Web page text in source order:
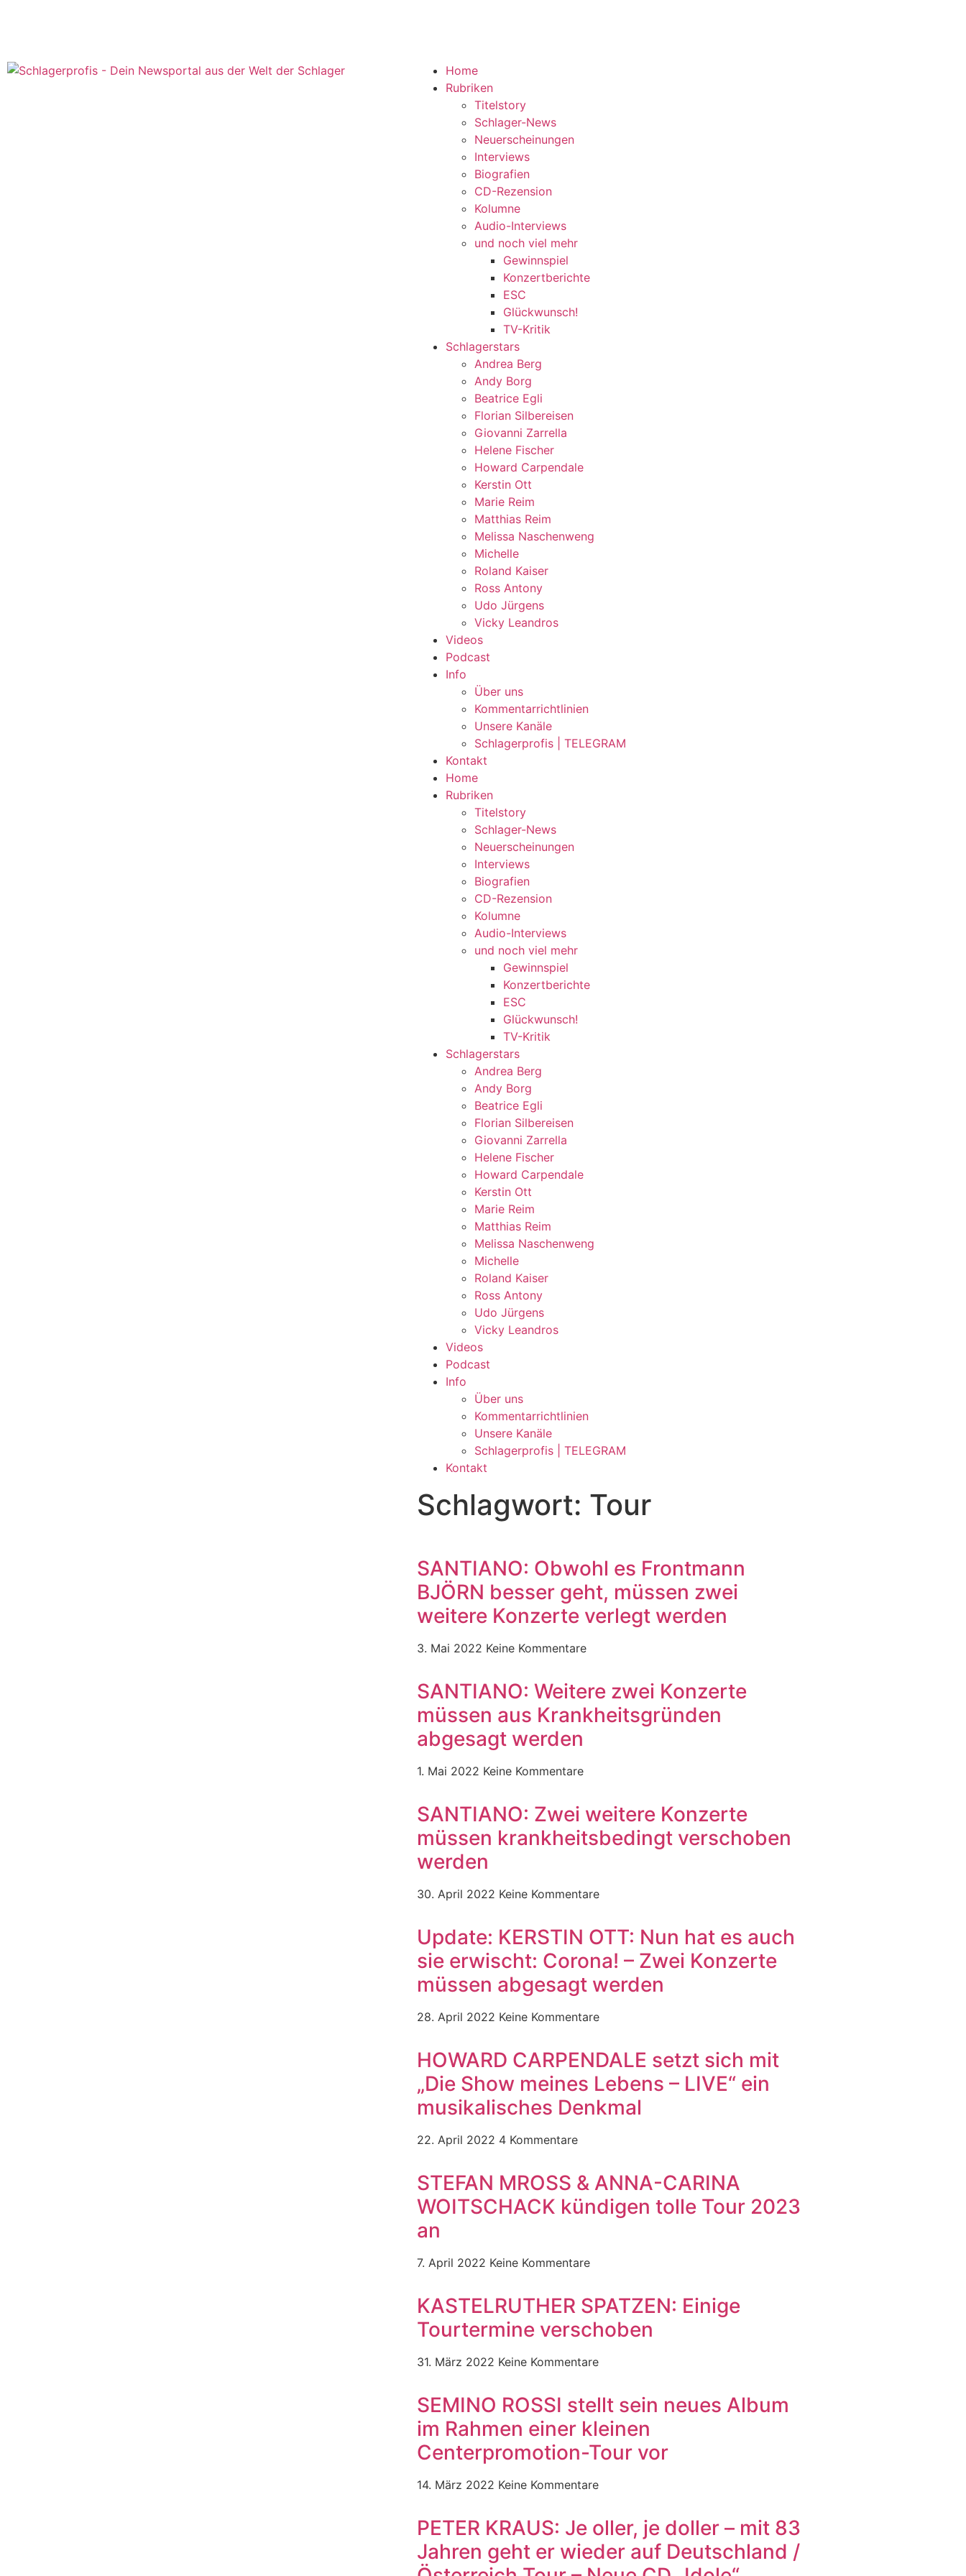
Home
Rubriken
Titelstory
Schlager-News
Neuerscheinungen
Interviews
Biografien
CD-Rezension
Kolumne
Audio-Interviews
und noch viel mehr
Gewinnspiel
Konzertberichte
ESC
Glückwunsch!
TV-Kritik
Schlagerstars
Andrea Berg
Andy Borg
Beatrice Egli
Florian Silbereisen
Giovanni Zarrella
Helene Fischer
Howard Carpendale
Kerstin Ott
Marie Reim
Matthias Reim
Melissa Naschenweng
Michelle
Roland Kaiser
Ross Antony
Udo Jürgens
Vicky Leandros
Videos
Podcast
Info
Über uns
Kommentarrichtlinien
Unsere Kanäle
Schlagerprofis | TELEGRAM
Kontakt
Home
Rubriken
Titelstory
Schlager-News
Neuerscheinungen
Interviews
Biografien
CD-Rezension
Kolumne
Audio-Interviews
und noch viel mehr
Gewinnspiel
Konzertberichte
ESC
Glückwunsch!
TV-Kritik
Schlagerstars
Andrea Berg
Andy Borg
Beatrice Egli
Florian Silbereisen
Giovanni Zarrella
Helene Fischer
Howard Carpendale
Kerstin Ott
Marie Reim
Matthias Reim
Melissa Naschenweng
Michelle
Roland Kaiser
Ross Antony
Udo Jürgens
Vicky Leandros
Videos
Podcast
Info
Über uns
Kommentarrichtlinien
Unsere Kanäle
Schlagerprofis | TELEGRAM
Kontakt
Schlagwort: Tour
SANTIANO: Obwohl es Frontmann
BJÖRN besser geht, müssen zwei
weitere Konzerte verlegt werden
3. Mai 2022 Keine Kommentare
SANTIANO: Weitere zwei Konzerte
müssen aus Krankheitsgründen
abgesagt werden
1. Mai 2022 Keine Kommentare
SANTIANO: Zwei weitere Konzerte
müssen krankheitsbedingt verschoben
werden
30. April 2022 Keine Kommentare
Update: KERSTIN OTT: Nun hat es auch
sie erwischt: Corona! – Zwei Konzerte
müssen abgesagt werden
28. April 2022 Keine Kommentare
HOWARD CARPENDALE setzt sich mit
„Die Show meines Lebens – LIVE“ ein
musikalisches Denkmal
22. April 2022 4 Kommentare
STEFAN MROSS & ANNA-CARINA
WOITSCHACK kündigen tolle Tour 2023
an
7. April 2022 Keine Kommentare
KASTELRUTHER SPATZEN: Einige
Tourtermine verschoben
31. März 2022 Keine Kommentare
SEMINO ROSSI stellt sein neues Album
im Rahmen einer kleinen
Centerpromotion-Tour vor
14. März 2022 Keine Kommentare
PETER KRAUS: Je oller, je doller – mit 83
Jahren geht er wieder auf Deutschland /